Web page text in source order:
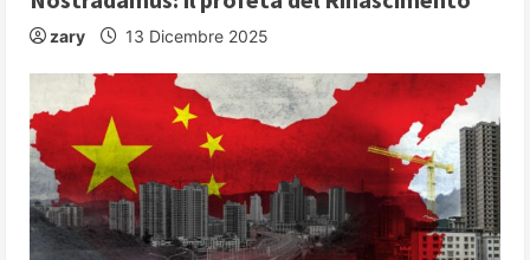
n
g
zary 13 Dicembre 2025